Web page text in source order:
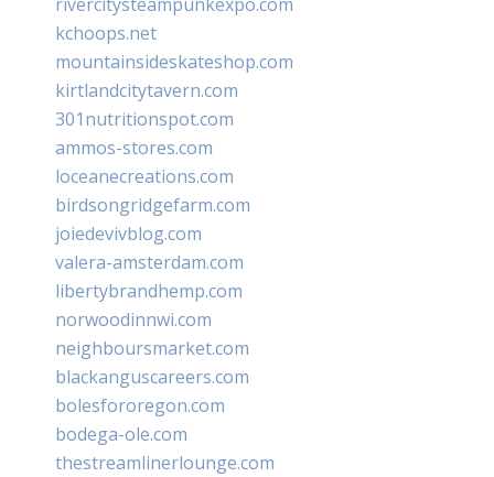
kchoops.net
mountainsideskateshop.com
kirtlandcitytavern.com
301nutritionspot.com
ammos-stores.com
loceanecreations.com
birdsongridgefarm.com
joiedevivblog.com
valera-amsterdam.com
libertybrandhemp.com
norwoodinnwi.com
neighboursmarket.com
blackanguscareers.com
bolesfororegon.com
bodega-ole.com
thestreamlinerlounge.com